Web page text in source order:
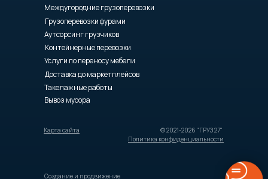
© 2021-2026 "ГРУЗ 27"
Карта сайта
Политика конфиденциальности
Междугородние грузоперевозки
Грузоперевозки фурами
Аутсорсинг грузчиков
Контейнерные перевозки
Доставка до маркетплейсов
Услуги по переносу мебели
Такелажные работы
Вывоз мусора
Создание и продвижение